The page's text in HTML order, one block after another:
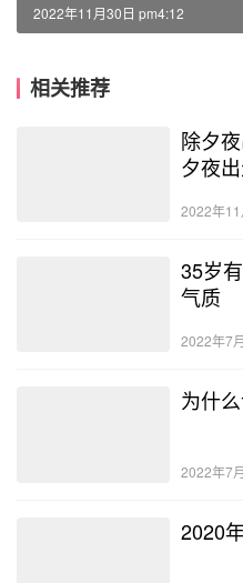
2022年11月30日 pm4:12
相关推荐
除夕
夕夜
2022年11
35岁
气质
2022年7
为什
2022年7
2020